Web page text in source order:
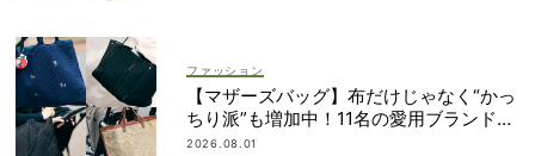
ファッション
【マザーズバッグ】布だけじゃなく“かっ
ちり派”も増加中！11名の愛用ブランド
は？
2026.08.01